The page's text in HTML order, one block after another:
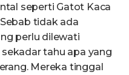
seperti Gatot Kaca
tidak ada
perlu dilewati
tahu apa yang
Mereka tinggal